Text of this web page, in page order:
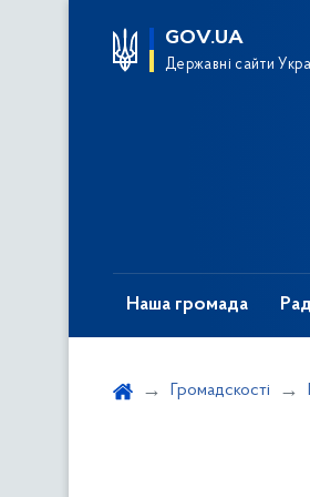
GOV.UA
Державні сайти
Наша громада
Громадскості